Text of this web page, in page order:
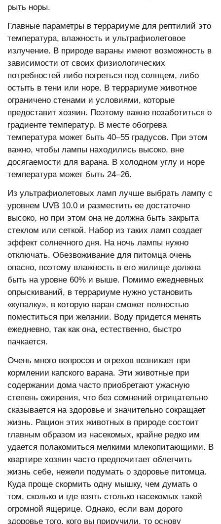
рыть норы.
Главные параметры в террариуме для рептилий это
температура, влажность и ультрафиолетовое
излучение. В природе вараны имеют возможность в
зависимости от своих физиологических
потребностей либо погреться под солнцем, либо
остыть в тени или норе. В террариуме животное
ограничено стенами и условиями, которые
предоставит хозяин. Поэтому важно позаботиться о
градиенте температур. В месте обогрева
температура может быть 40–55 градусов. При этом
важно, чтобы лампы находились высоко, вне
досягаемости для варана. В холодном углу и норе
температура может быть 24–26.
Из ультрафиолетовых ламп лучше выбрать лампу с
уровнем UVB 10.0 и разместить ее достаточно
высоко, но при этом она не должна быть закрыта
стеклом или сеткой. Набор из таких ламп создает
эффект солнечного дня. На ночь лампы нужно
отключать. Обезвоживание для питомца очень
опасно, поэтому влажность в его жилище должна
быть на уровне 60% и выше. Помимо ежедневных
опрыскиваний, в террариуме нужно установить
«купалку», в которую варан сможет полностью
поместиться при желании. Воду придется менять
ежедневно, так как она, естественно, быстро
пачкается.
Очень много вопросов и огрехов возникает при
кормлении капского варана. Эти животные при
содержании дома часто приобретают ужасную
степень ожирения, что без сомнений отрицательно
сказывается на здоровье и значительно сокращает
жизнь. Рацион этих животных в природе состоит
главным образом из насекомых, крайне редко им
удается полакомиться мелкими млекопитающими. В
квартире хозяин часто предпочитает облегчить
жизнь себе, нежели подумать о здоровье питомца.
Куда проще скормить одну мышку, чем думать о
том, сколько и где взять столько насекомых такой
огромной ящерице. Однако, если вам дорого
здоровье того, кого вы приручили, то основу